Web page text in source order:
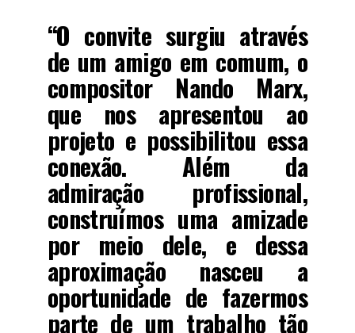
“O convite surgiu através
de um amigo em comum, o
compositor Nando Marx,
que nos apresentou ao
projeto e possibilitou essa
conexão. Além da
admiração profissional,
construímos uma amizade
por meio dele, e dessa
aproximação nasceu a
oportunidade de fazermos
parte de um trabalho tão